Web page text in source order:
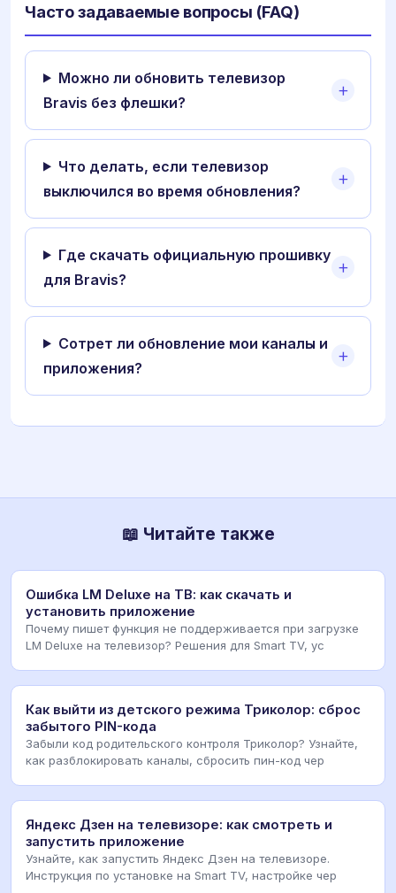
Часто задаваемые вопросы (FAQ)
Можно ли обновить телевизор
Bravis без флешки?
Что делать, если телевизор
выключился во время обновления?
Где скачать официальную прошивку
для Bravis?
Сотрет ли обновление мои каналы и
приложения?
📖 Читайте также
Ошибка LM Deluxe на ТВ: как скачать и
установить приложение
Почему пишет функция не поддерживается при загрузке
LM Deluxe на телевизор? Решения для Smart TV, ус
Как выйти из детского режима Триколор: сброс
забытого PIN-кода
Забыли код родительского контроля Триколор? Узнайте,
как разблокировать каналы, сбросить пин-код чер
Яндекс Дзен на телевизоре: как смотреть и
запустить приложение
Узнайте, как запустить Яндекс Дзен на телевизоре.
Инструкция по установке на Smart TV, настройке чер